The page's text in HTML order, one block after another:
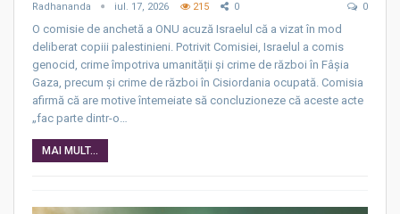
Radhananda iul. 17, 2026 215 0 0
O comisie de anchetă a ONU acuză Israelul că a vizat în mod
deliberat copiii palestinieni. Potrivit Comisiei, Israelul a comis
genocid, crime împotriva umanității și crime de război în Fâșia
Gaza, precum și crime de război în Cisiordania ocupată. Comisia
afirmă că are motive întemeiate să concluzioneze că aceste acte
„fac parte dintr-o…
MAI MULT...